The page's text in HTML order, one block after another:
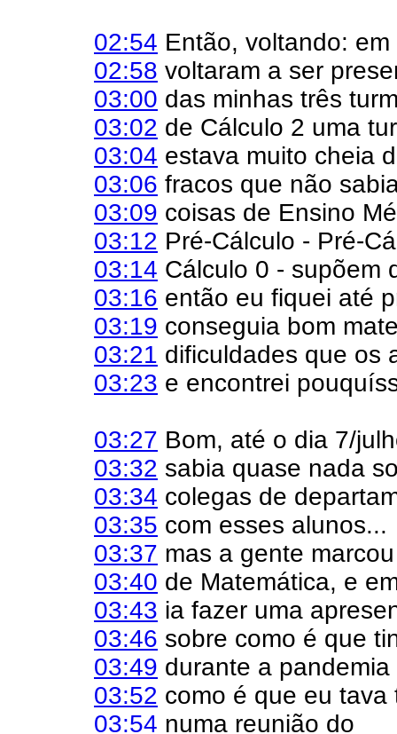
02:54 Então, voltando:
02:58 voltaram a ser
03:00 das minhas três
03:02 de Cálculo 2 uma
03:04 estava muito cheia
03:06 fracos que não
03:09 coisas de Ensino
03:12 Pré-Cálculo - Pré-
03:14 Cálculo 0 - supõem
03:16 então eu fiquei até
03:19 conseguia bom
03:21 dificuldades que os
03:23 e encontrei
03:27 Bom, até o dia 7/
03:32 sabia quase nada
03:34 colegas de
03:35 com esses alunos...
03:37 mas a gente
03:40 de Matemática, e
03:43 ia fazer uma
03:46 sobre como é que
03:49 durante a
03:52 como é que eu tava
03:54 numa reunião do